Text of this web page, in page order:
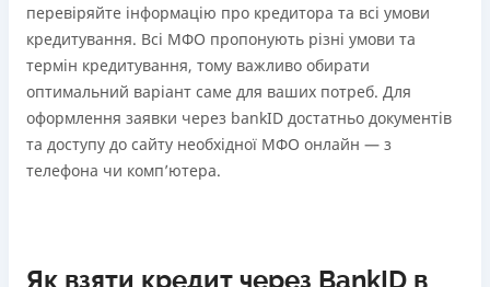
перевіряйте інформацію про кредитора та всі умови
кредитування. Всі МФО пропонують різні умови та
термін кредитування, тому важливо обирати
оптимальний варіант саме для ваших потреб. Для
оформлення заявки через bankID достатньо документів
та доступу до сайту необхідної МФО онлайн — з
телефона чи компʼютера.
Як взяти кредит через BankID в